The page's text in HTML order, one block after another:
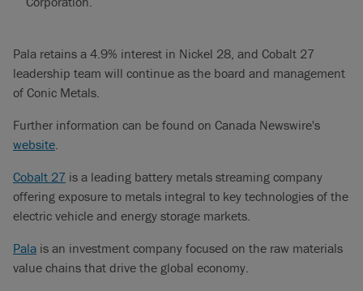
Pala retains a 4.9% interest in Nickel 28, and Cobalt 27
leadership team will continue as the board and management
of Conic Metals.
Further information can be found on Canada Newswire's
website.
Cobalt 27 is a leading battery metals streaming company
offering exposure to metals integral to key technologies of the
electric vehicle and energy storage markets.
Pala is an investment company focused on the raw materials
value chains that drive the global economy.